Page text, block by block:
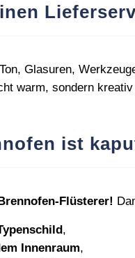
Ton, Glasuren,
warm, sondern
ist
,
Innenraum,